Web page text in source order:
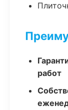
работ